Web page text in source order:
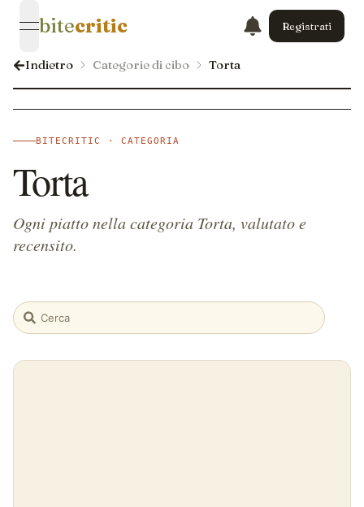
open navigation menu
bitecritic Registrati
Indietro Categorie di cibo Torta
BITECRITIC · CATEGORIA
Torta
Ogni piatto nella categoria Torta, valutato e
recensito.